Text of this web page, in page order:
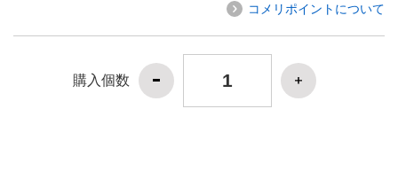
コメリポイントについて
購入個数